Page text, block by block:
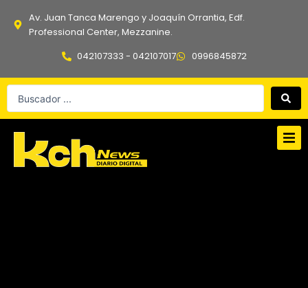
Av. Juan Tanca Marengo y Joaquín Orrantia, Edf.
Professional Center, Mezzanine.
042107333 - 042107017
0996845872
Search